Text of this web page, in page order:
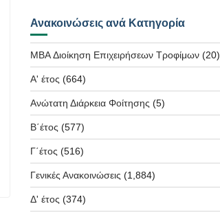
Ανακοινώσεις ανά Κατηγορία
MBA Διοίκηση Επιχειρήσεων Τροφίμων(20)
Α' έτος (664)
Ανώτατη Διάρκεια Φοίτησης (5)
Β΄έτος (577)
Γ΄έτος (516)
Γενικές Ανακοινώσεις (1,884)
Δ' έτος (374)